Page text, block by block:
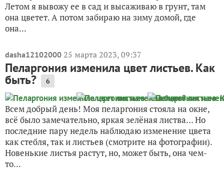
Летом я вывожу ее в сад и высаживаю в грунт, там
она цветет. А потом забираю на зиму домой, где
она...
dasha12102000 25 марта 2023, 09:37
Пеларгония изменила цвет листьев. Как
быть? 6
Всем добрый день! Моя пеларгония стояла на окне,
всё было замечательно, яркая зелёная листва… Но
последние пару недель наблюдаю изменение цвета
как стебля, так и листьев (смотрите на фотографии).
Новенькие листья растут, но, может быть, она чем-
то...